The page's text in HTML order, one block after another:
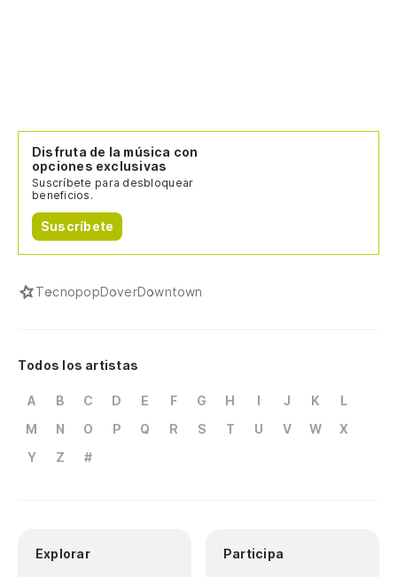
Disfruta de la música con
opciones exclusivas
Suscríbete para desbloquear
beneficios.
Suscríbete
TecnopopDoverDowntown
Todos los artistas
A B C D E F G H I J K
L
M
N O P Q R S T U V W
X
Y
Z #
Explorar Participa